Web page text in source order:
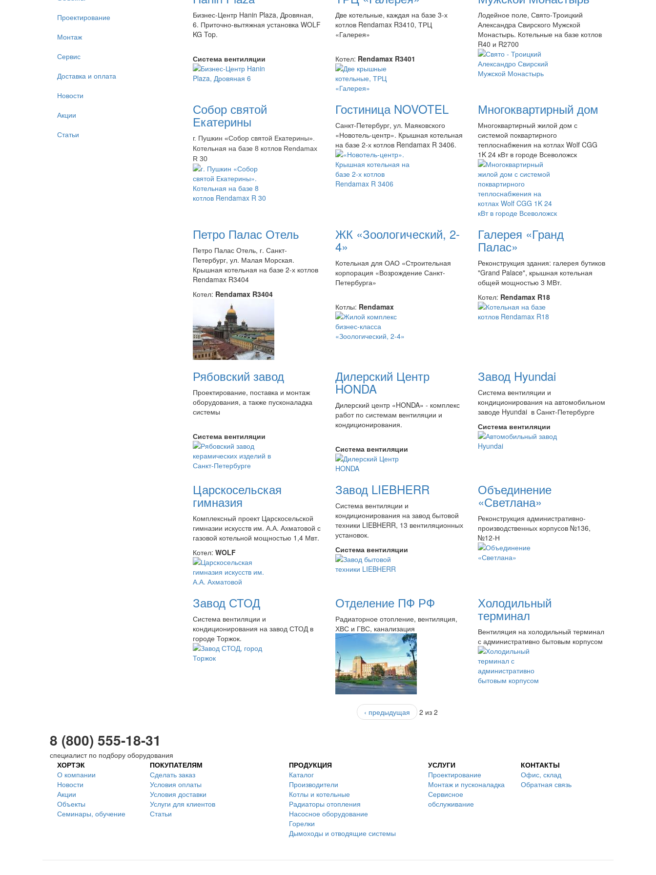
Проектирование
Монтаж
Сервис
Доставка и оплата
Новости
Акции
Статьи
Бизнес-Центр Hanin Plaza, Дровяная,
6. Приточно-вытяжная установка WOLF
KG Top.
Система вентиляции
Две котельные, каждая на базе 3-х
котлов Rendamax R3410, ТРЦ
«Галерея»
Котел: Rendamax R3401
Лодейное поле, Свято-Троицкий
Александра Свирского Мужской
Монастырь. Котельные на базе котлов
R40 и R2700
Собор святой
Екатерины
г. Пушкин «Собор святой Екатерины».
Котельная на базе 8 котлов Rendamax
R 30
Гостиница NOVOTEL
Санкт-Петербург, ул. Маяковского
«Новотель-центр». Крышная котельная
на базе 2-х котлов Rendamax R 3406.
Многоквартирный дом
Многоквартирный жилой дом с
системой поквартирного
теплоснабжения на котлах Wolf CGG
1K 24 кВт в городе Всеволожск
Петро Палас Отель
Петро Палас Отель, г. Санкт-
Петербург, ул. Малая Морская.
Крышная котельная на базе 2-х котлов
Rendamax R3404
Котел: Rendamax R3404
ЖК «Зоологический, 2-
4»
Котельная для ОАО «Строительная
корпорация «Возрождение Санкт-
Петербурга»
Котлы: Rendamax
Галерея «Гранд
Палас»
Реконструкция здания: галерея бутиков
"Grand Palace", крышная котельная
общей мощностью 3 МВт.
Котел: Rendamax R18
Рябовский завод
Проектирование, поставка и монтаж
оборудования, а также пусконаладка
системы
Система вентиляции
Дилерский Центр
HONDA
Дилерский центр «HONDA» - комплекс
работ по системам вентиляции и
кондиционирования.
Система вентиляции
Завод Hyundai
Система вентиляции и
кондиционирования на автомобильном
заводе Hyundai в Cанкт-Петербурге
Система вентиляции
Царскосельская
гимназия
Комплексный проект Царскосельской
гимназии искусств им. А.А. Ахматовой с
газовой котельной мощностью 1,4 Мвт.
Котел: WOLF
Завод LIEBHERR
Система вентиляции и
кондиционирования на завод бытовой
техники LIEBHERR, 13 вентиляционных
установок.
Система вентиляции
Объединение
«Светлана»
Реконструкция административно-
производственных корпусов №136,
№12-Н
Завод СТОД
Система вентиляции и
кондиционирования на завод СТОД в
городе Торжок.
Отделение ПФ РФ
Радиаторное отопление, вентиляция,
ХВС и ГВС, канализация
Холодильный
терминал
Вентиляция на холодильный терминал
с административно бытовым корпусом
‹ предыдущая 2 из 2
8 (800) 555-18-31
специалист по подбору оборудования
ХОРТЭК
О компании
Новости
Акции
Объекты
Семинары, обучение
ПОКУПАТЕЛЯМ
Сделать заказ
Условия оплаты
Условия доставки
Услуги для клиентов
Статьи
ПРОДУКЦИЯ
Каталог
Производители
Котлы и котельные
Радиаторы отопления
Насосное оборудование
Горелки
Дымоходы и отводящие системы
УСЛУГИ
Проектирование
Монтаж и пусконаладка
Сервисное
обслуживание
КОНТАКТЫ
Офис, склад
Обратная связь